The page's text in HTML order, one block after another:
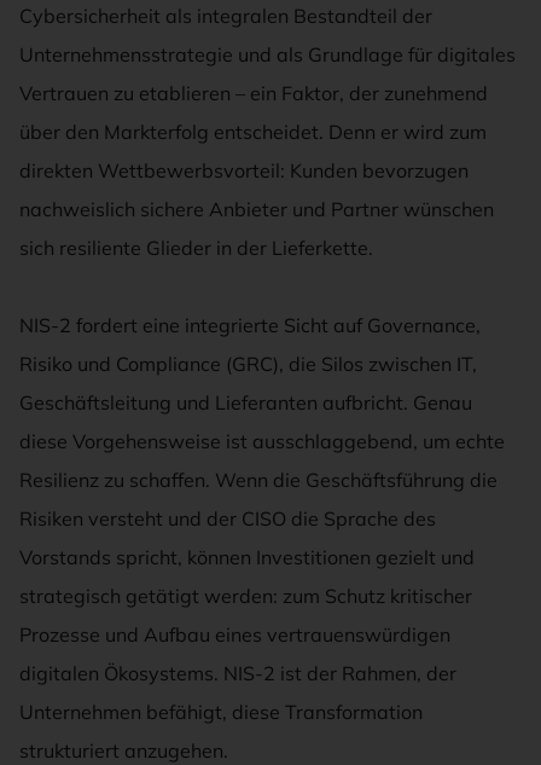
Cybersicherheit als integralen Bestandteil der
Unternehmensstrategie und als Grundlage für digitales
Vertrauen zu etablieren – ein Faktor, der zunehmend
über den Markterfolg entscheidet. Denn er wird zum
direkten Wettbewerbsvorteil: Kunden bevorzugen
nachweislich sichere Anbieter und Partner wünschen
sich resiliente Glieder in der Lieferkette.
NIS-2 fordert eine integrierte Sicht auf Governance,
Risiko und Compliance (GRC), die Silos zwischen IT,
Geschäftsleitung und Lieferanten aufbricht. Genau
diese Vorgehensweise ist ausschlaggebend, um echte
Resilienz zu schaffen. Wenn die Geschäftsführung die
Risiken versteht und der CISO die Sprache des
Vorstands spricht, können Investitionen gezielt und
strategisch getätigt werden: zum Schutz kritischer
Prozesse und Aufbau eines vertrauenswürdigen
digitalen Ökosystems. NIS-2 ist der Rahmen, der
Unternehmen befähigt, diese Transformation
strukturiert anzugehen.